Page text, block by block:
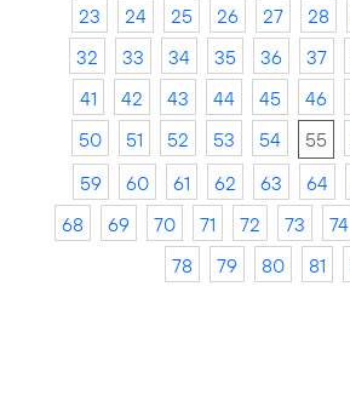
23
24 25 26 27 28
32
33 34 35 36 37
41
42 43 44 45 46
50
51 52 53 54 55
59
60 61 62 63 64
68
69 70 71 72 73 74
78
79 80 81